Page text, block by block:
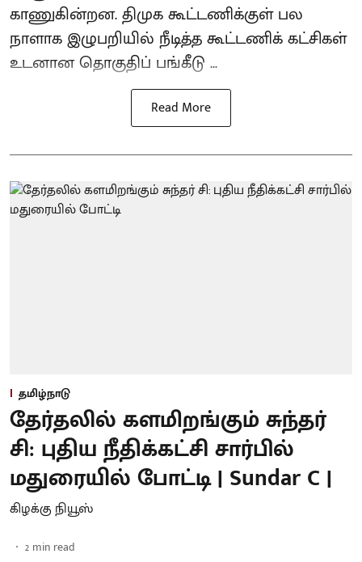
காணுகின்றன. திமுக கூட்டணிக்குள் பல
நாளாக இழுபறியில் நீடித்த கூட்டணிக் கட்சிகள்
உடனான தொகுதிப் பங்கீடு ...
Read More
தமிழ்நாடு
தேர்தலில் களமிறங்கும் சுந்தர்
சி: புதிய நீதிக்கட்சி சார்பில்
மதுரையில் போட்டி | Sundar C |
கிழக்கு நியூஸ்
2 min read